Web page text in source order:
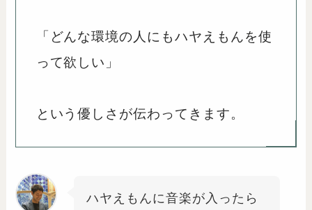
「どんな環境の人にもハヤえもんを使
って欲しい」
という優しさが伝わってきます。
ハヤえもんに音楽が入ったら